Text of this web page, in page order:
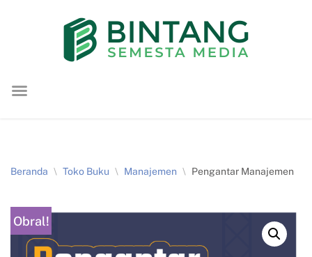
konten
Beranda \ Toko Buku \ Manajemen \ Pengantar Manajemen
Obral!